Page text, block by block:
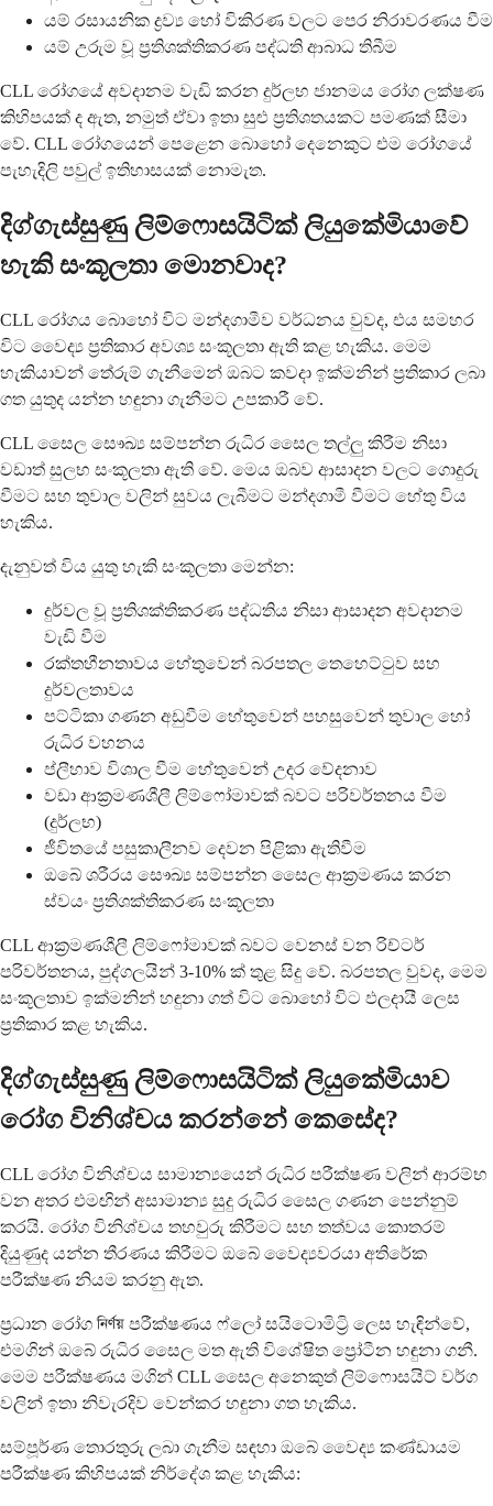
යම් රසායනික ද්‍රව්‍ය හෝ විකිරණ වලට පෙර නිරාවරණය වීම
යම් උරුම වූ ප්‍රතිශක්තිකරණ පද්ධති ආබාධ තිබීම
CLL රෝගයේ අවදානම වැඩි කරන දුර්ලභ ජානමය රෝග ලක්ෂණ
කිහිපයක් ද ඇත, නමුත් ඒවා ඉතා සුළු ප්‍රතිශතයකට පමණක් සීමා
වේ. CLL රෝගයෙන් පෙළෙන බොහෝ දෙනෙකුට එම රෝගයේ
පැහැදිලි පවුල් ඉතිහාසයක් නොමැත.
දිග්ගැස්සුණු ලිම්ෆොසයිටික් ලියුකේමියාවේ
හැකි සංකූලතා මොනවාද?
CLL රෝගය බොහෝ විට මන්දගාමීව වර්ධනය වුවද, එය සමහර
විට වෛද්‍ය ප්‍රතිකාර අවශ්‍ය සංකූලතා ඇති කළ හැකිය. මෙම
හැකියාවන් තේරුම් ගැනීමෙන් ඔබට කවදා ඉක්මනින් ප්‍රතිකාර ලබා
ගත යුතුද යන්න හඳුනා ගැනීමට උපකාරී වේ.
CLL සෛල සෞඛ්‍ය සම්පන්න රුධිර සෛල තල්ලු කිරීම නිසා
වඩාත් සුලභ සංකූලතා ඇති වේ. මෙය ඔබව ආසාදන වලට ගොදුරු
වීමට සහ තුවාල වලින් සුවය ලැබීමට මන්දගාමී වීමට හේතු විය
හැකිය.
දැනුවත් විය යුතු හැකි සංකූලතා මෙන්න:
දුර්වල වූ ප්‍රතිශක්තිකරණ පද්ධතිය නිසා ආසාදන අවදානම
වැඩි වීම
රක්තහීනතාවය හේතුවෙන් බරපතල තෙහෙට්ටුව සහ
දුර්වලතාවය
පට්ටිකා ගණන අඩුවීම හේතුවෙන් පහසුවෙන් තුවාල හෝ
රුධිර වහනය
ප්ලීහාව විශාල වීම හේතුවෙන් උදර වේදනාව
වඩා ආක්‍රමණශීලී ලිම්ෆෝමාවක් බවට පරිවර්තනය වීම
(දුර්ලභ)
ජීවිතයේ පසුකාලීනව දෙවන පිළිකා ඇතිවීම
ඔබේ ශරීරය සෞඛ්‍ය සම්පන්න සෛල ආක්‍රමණය කරන
ස්වයං ප්‍රතිශක්තිකරණ සංකූලතා
CLL ආක්‍රමණශීලී ලිම්ෆෝමාවක් බවට වෙනස් වන රිච්ටර්
පරිවර්තනය, පුද්ගලයින් 3-10% ක් තුළ සිදු වේ. බරපතල වුවද, මෙම
සංකූලතාව ඉක්මනින් හඳුනා ගත් විට බොහෝ විට ඵලදායී ලෙස
ප්‍රතිකාර කළ හැකිය.
දිග්ගැස්සුණු ලිම්ෆොසයිටික් ලියුකේමියාව
රෝග විනිශ්චය කරන්නේ කෙසේද?
CLL රෝග විනිශ්චය සාමාන්‍යයෙන් රුධිර පරීක්ෂණ වලින් ආරම්භ
වන අතර එමඟින් අසාමාන්‍ය සුදු රුධිර සෛල ගණන පෙන්නුම්
කරයි. රෝග විනිශ්චය තහවුරු කිරීමට සහ තත්වය කොතරම්
දියුණුද යන්න තීරණය කිරීමට ඔබේ වෛද්‍යවරයා අතිරේක
පරීක්ෂණ නියම කරනු ඇත.
ප්‍රධාන රෝග নির্ণয় පරීක්ෂණය ෆ්ලෝ සයිටොමිට්‍රි ලෙස හැඳින්වේ,
එමගින් ඔබේ රුධිර සෛල මත ඇති විශේෂිත ප්‍රෝටීන හඳුනා ගනී.
මෙම පරීක්ෂණය මගින් CLL සෛල අනෙකුත් ලිම්ෆොසයිට් වර්ග
වලින් ඉතා නිවැරදිව වෙන්කර හඳුනා ගත හැකිය.
සම්පූර්ණ තොරතුරු ලබා ගැනීම සඳහා ඔබේ වෛද්‍ය කණ්ඩායම
පරීක්ෂණ කිහිපයක් නිර්දේශ කළ හැකිය: